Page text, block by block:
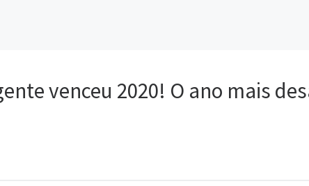
venceu 2020! O ano mais